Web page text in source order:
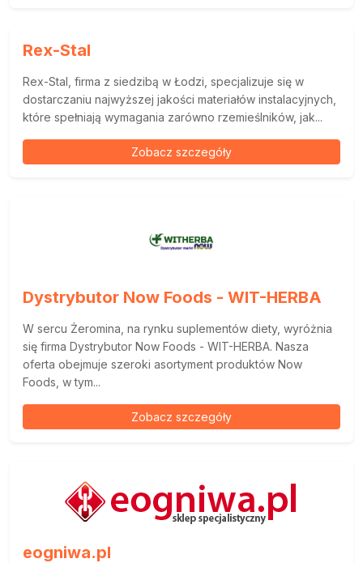
Rex-Stal
Rex-Stal, firma z siedzibą w Łodzi, specjalizuje się w
dostarczaniu najwyższej jakości materiałów instalacyjnych,
które spełniają wymagania zarówno rzemieślników, jak...
Zobacz szczegóły
Dystrybutor Now Foods - WIT-HERBA
W sercu Żeromina, na rynku suplementów diety, wyróżnia
się firma Dystrybutor Now Foods - WIT-HERBA. Nasza
oferta obejmuje szeroki asortyment produktów Now
Foods, w tym...
Zobacz szczegóły
eogniwa.pl